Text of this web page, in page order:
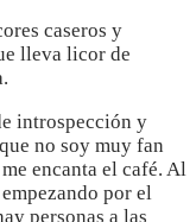
caseros y
lleva licor de
introspección y
no soy muy fan
encanta el café. Al
por el
personas a las